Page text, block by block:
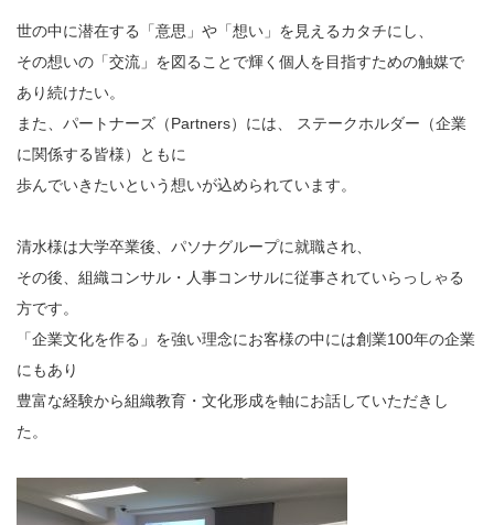
世の中に潜在する「意思」や「想い」を見えるカタチにし、
その想いの「交流」を図ることで輝く個人を目指すための触媒で
あり続けたい。
また、パートナーズ（Partners）には、 ステークホルダー（企業
に関係する皆様）ともに
歩んでいきたいという想いが込められています。
清水様は大学卒業後、パソナグループに就職され、
その後、組織コンサル・人事コンサルに従事されていらっ しゃる
方です。
「企業文化を作る」を強い理念にお客様の中には創業100年の企業
にもあり
豊富な経験から組織教育・文化形成を軸にお話していただきし
た。